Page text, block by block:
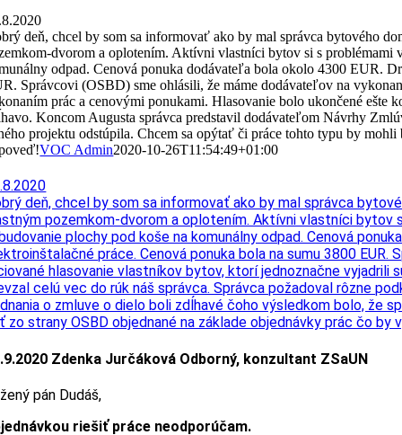
deň, chcel by som sa informovať ako by mal správca bytového
dvorom a oplotením. Aktívni vlastníci bytov si s
odpad. Cenová ponuka dodávateľa bola okolo 4300 EUR.
Správcovi (OSBD) sme ohlásili, že máme dodávateľov na
prác a cenovými ponukami. Hlasovanie bolo ukončené ešte
Koncom Augusta správca predstavil dodávateľom Návrhy
projektu odstúpila. Chcem sa opýtať či práce tohto typu by
VOC Admin2020-10-26T11:54:49+01:00
deň, chcel by som sa informovať ako by mal správca
pozemkom-dvorom a oplotením. Aktívni vlastníci bytov
plochy pod koše na komunálny odpad. Cenová
práce. Cenová ponuka bola na sumu 3800
hlasovanie vlastníkov bytov, ktorí jednoznačne vyjadrili
celú vec do rúk náš správca. Správca požadoval rôzne
o zmluve o dielo boli zdĺhavé čoho výsledkom bolo, že
zo strany OSBD objednané na základe objednávky prác čo
Zdenka Jurčáková Odborný, konzultant ZSaUN
pán Dudáš,
riešiť práce neodporúčam.